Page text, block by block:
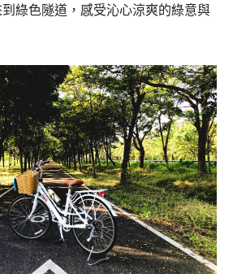
綠色隧道，感受沁心涼爽的綠意與